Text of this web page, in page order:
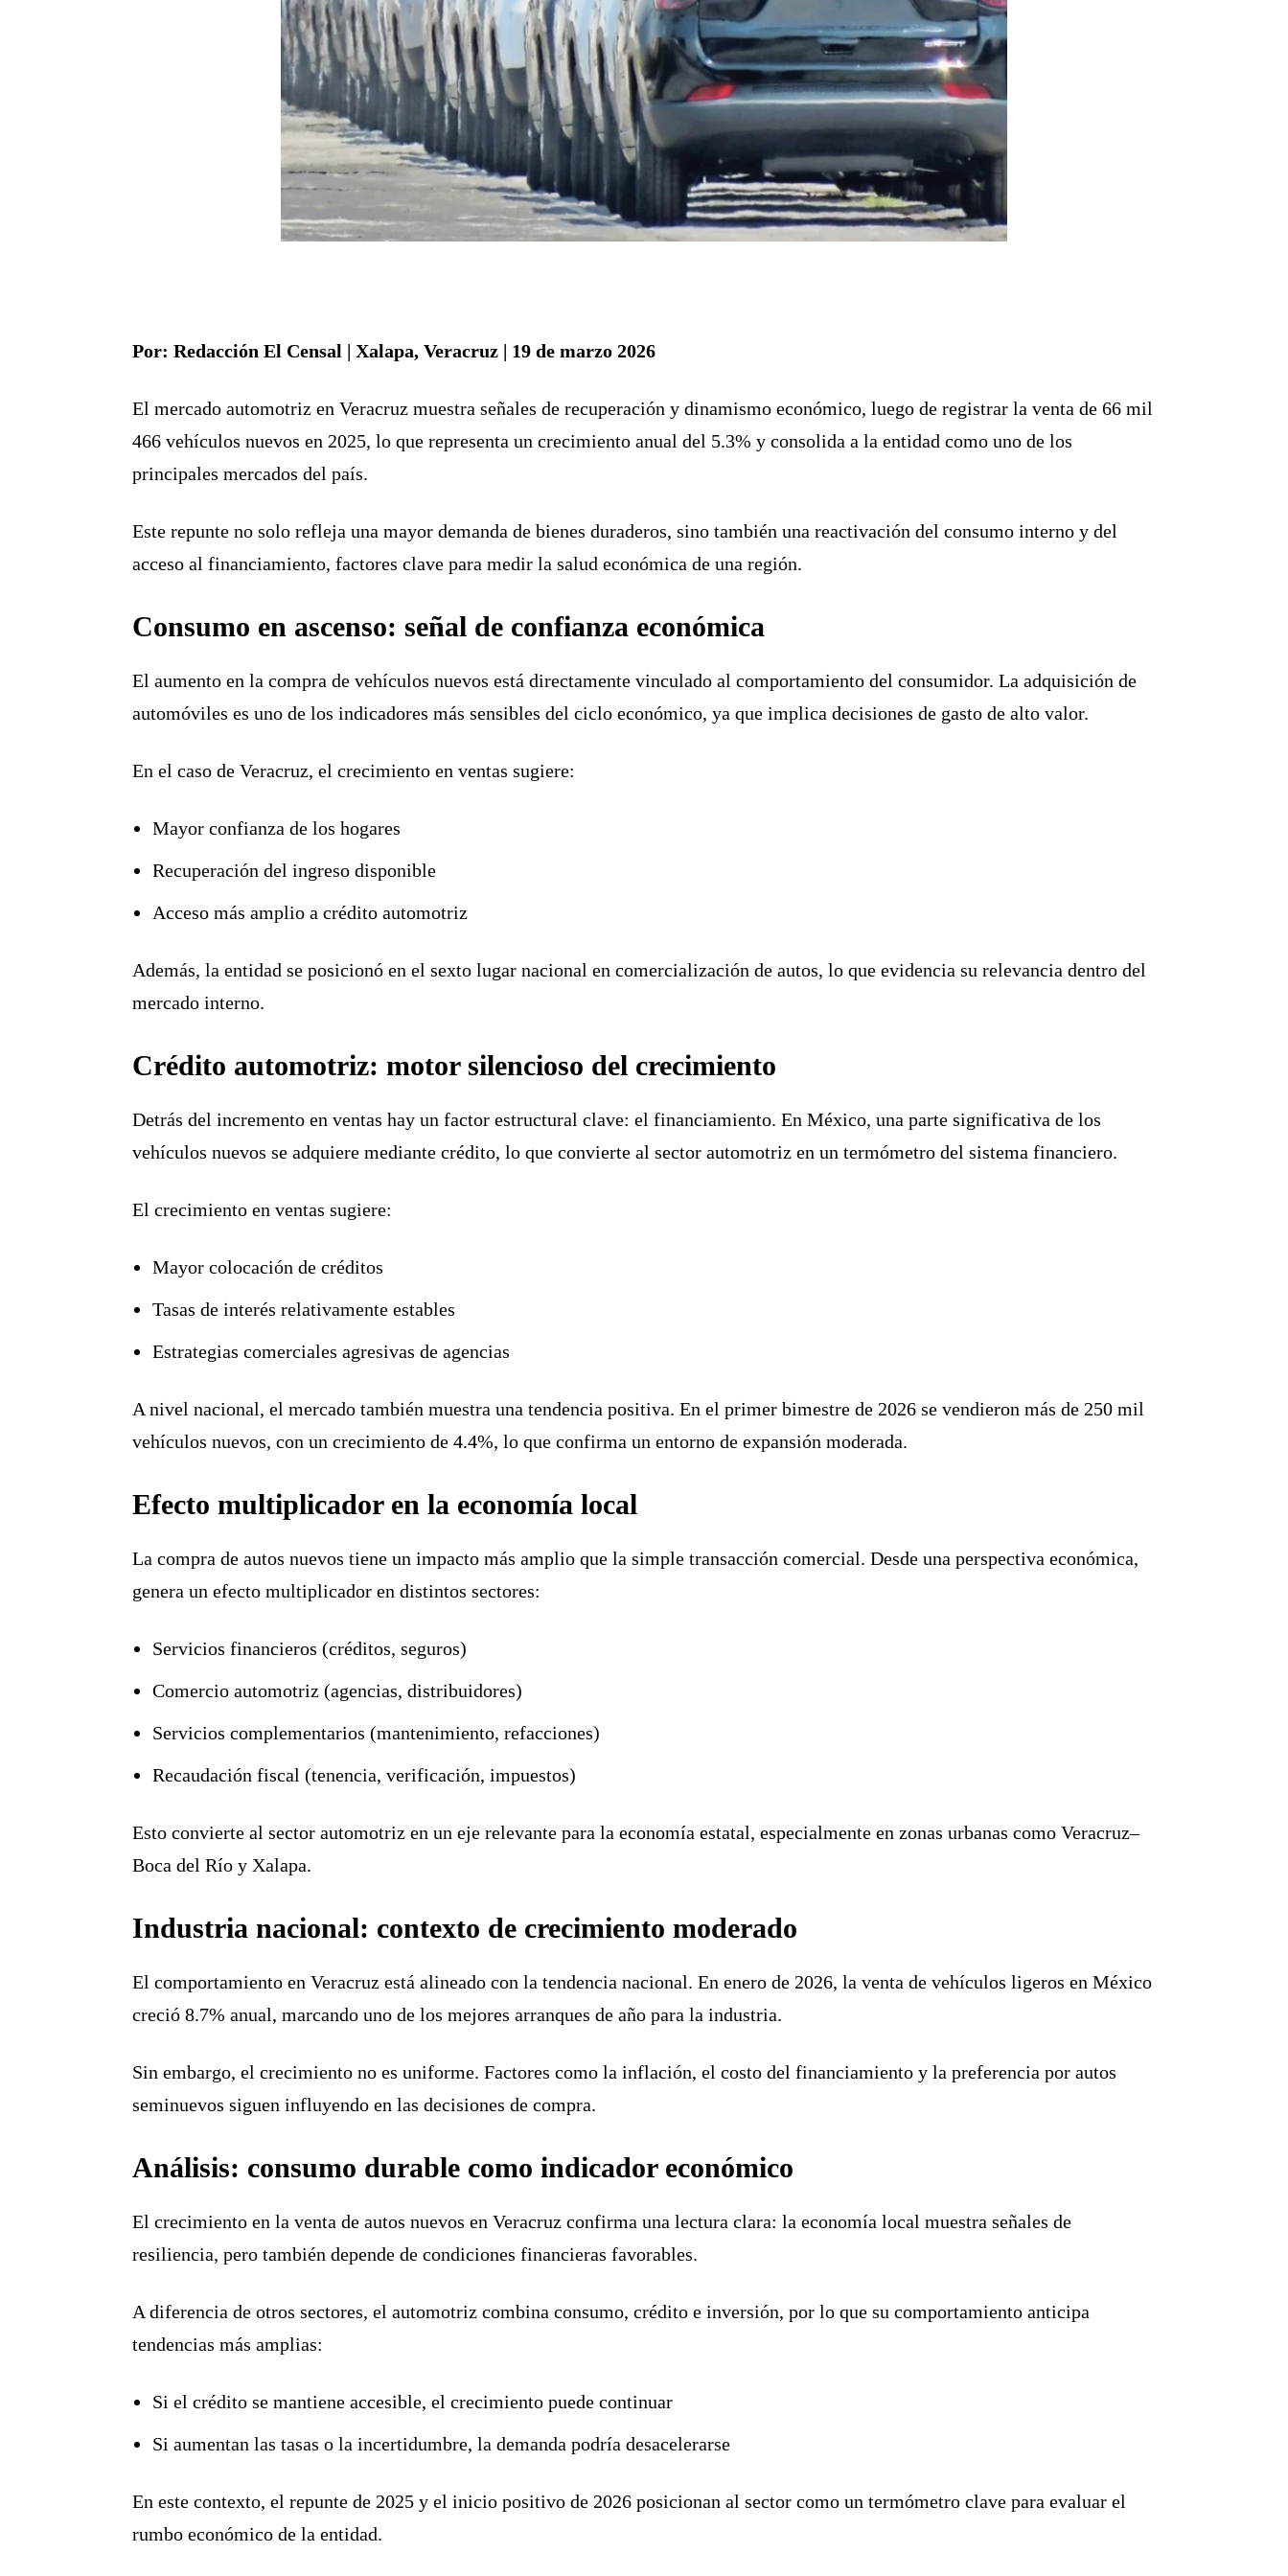
Por: Redacción El Censal | Xalapa, Veracruz | 19 de marzo 2026
El mercado automotriz en Veracruz muestra señales de recuperación y dinamismo económico, luego de registrar la venta de 66 mil
466 vehículos nuevos en 2025, lo que representa un crecimiento anual del 5.3% y consolida a la entidad como uno de los
principales mercados del país.
Este repunte no solo refleja una mayor demanda de bienes duraderos, sino también una reactivación del consumo interno y del
acceso al financiamiento, factores clave para medir la salud económica de una región.
Consumo en ascenso: señal de confianza económica
El aumento en la compra de vehículos nuevos está directamente vinculado al comportamiento del consumidor. La adquisición de
automóviles es uno de los indicadores más sensibles del ciclo económico, ya que implica decisiones de gasto de alto valor.
En el caso de Veracruz, el crecimiento en ventas sugiere:
Mayor confianza de los hogares
Recuperación del ingreso disponible
Acceso más amplio a crédito automotriz
Además, la entidad se posicionó en el sexto lugar nacional en comercialización de autos, lo que evidencia su relevancia dentro del
mercado interno.
Crédito automotriz: motor silencioso del crecimiento
Detrás del incremento en ventas hay un factor estructural clave: el financiamiento. En México, una parte significativa de los
vehículos nuevos se adquiere mediante crédito, lo que convierte al sector automotriz en un termómetro del sistema financiero.
El crecimiento en ventas sugiere:
Mayor colocación de créditos
Tasas de interés relativamente estables
Estrategias comerciales agresivas de agencias
A nivel nacional, el mercado también muestra una tendencia positiva. En el primer bimestre de 2026 se vendieron más de 250 mil
vehículos nuevos, con un crecimiento de 4.4%, lo que confirma un entorno de expansión moderada.
Efecto multiplicador en la economía local
La compra de autos nuevos tiene un impacto más amplio que la simple transacción comercial. Desde una perspectiva económica,
genera un efecto multiplicador en distintos sectores:
Servicios financieros (créditos, seguros)
Comercio automotriz (agencias, distribuidores)
Servicios complementarios (mantenimiento, refacciones)
Recaudación fiscal (tenencia, verificación, impuestos)
Esto convierte al sector automotriz en un eje relevante para la economía estatal, especialmente en zonas urbanas como Veracruz–
Boca del Río y Xalapa.
Industria nacional: contexto de crecimiento moderado
El comportamiento en Veracruz está alineado con la tendencia nacional. En enero de 2026, la venta de vehículos ligeros en México
creció 8.7% anual, marcando uno de los mejores arranques de año para la industria.
Sin embargo, el crecimiento no es uniforme. Factores como la inflación, el costo del financiamiento y la preferencia por autos
seminuevos siguen influyendo en las decisiones de compra.
Análisis: consumo durable como indicador económico
El crecimiento en la venta de autos nuevos en Veracruz confirma una lectura clara: la economía local muestra señales de
resiliencia, pero también depende de condiciones financieras favorables.
A diferencia de otros sectores, el automotriz combina consumo, crédito e inversión, por lo que su comportamiento anticipa
tendencias más amplias:
Si el crédito se mantiene accesible, el crecimiento puede continuar
Si aumentan las tasas o la incertidumbre, la demanda podría desacelerarse
En este contexto, el repunte de 2025 y el inicio positivo de 2026 posicionan al sector como un termómetro clave para evaluar el
rumbo económico de la entidad.